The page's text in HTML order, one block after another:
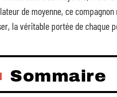
de moyenne, ce
la véritable portée de chaque
Sommaire